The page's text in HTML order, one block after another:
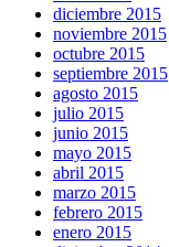
diciembre 2015
noviembre 2015
octubre 2015
septiembre 2015
agosto 2015
julio 2015
junio 2015
mayo 2015
abril 2015
marzo 2015
febrero 2015
enero 2015